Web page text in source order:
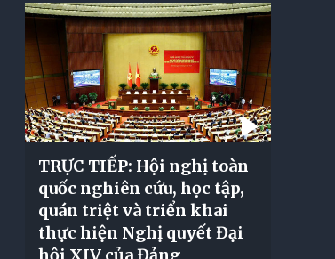
TRỰC TIẾP: Hội nghị toàn
quốc nghiên cứu, học tập,
quán triệt và triển khai
thực hiện Nghị quyết Đại
hội XIV của Đảng